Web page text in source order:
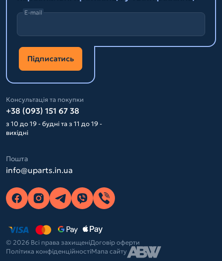
E-mail
Підписатись
Консультація та покупки
+38 (093) 151 67 38
з 10 до 19 - будні та з 11 до 19 -
вихідні
Пошта
info@uparts.in.ua
© 2026 Всі права захищеніДоговір оферти
Політика конфіденційностіМапа сайту